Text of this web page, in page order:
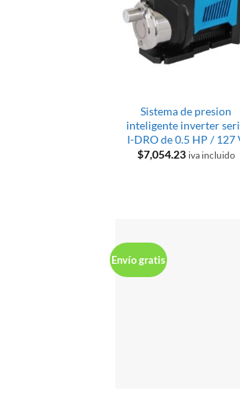
Sistema de presion
inteligente inverter
I-DRO de 0.5 HP / 127
$7,054.23 iva incluido
Envío gratis